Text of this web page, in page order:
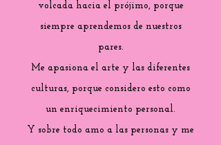
volcada hacia el prójimo, porque
siempre aprendemos de nuestros
pares.
Me apasiona el arte y las diferentes
culturas, porque considero esto como
un enriquecimiento personal.
Y sobre todo amo a las personas y me